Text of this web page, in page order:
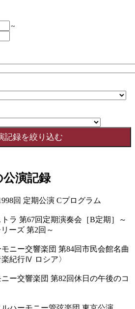
～
演記録
回 定期公演 Cプログラム
ラ 第67回定期演奏会［B定期］～
ーズ 第2回～
ニー交響楽団 第84回市民会館名曲
紀行Ⅳ ロシア〉
ー交響楽団 第82回休日の午後のコ